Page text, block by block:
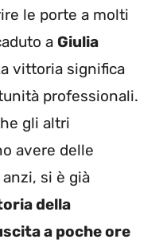
le porte a molti
a Giulia
vittoria significa
professionali.
gli altri
avere delle
si è già
della
a poche ore